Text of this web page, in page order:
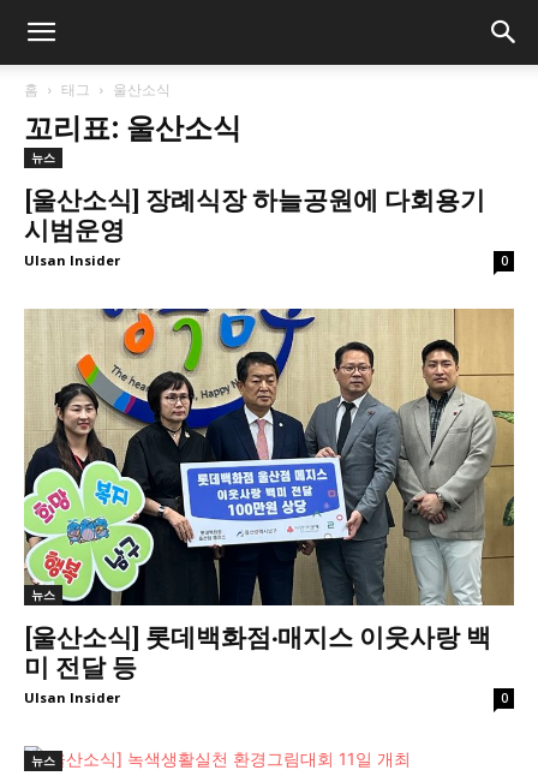
홈 태그 울산소식
꼬리표: 울산소식
뉴스
[울산소식] 장례식장 하늘공원에 다회용기
시범운영
Ulsan Insider 0
뉴스
[울산소식] 롯데백화점·매지스 이웃사랑 백
미 전달 등
Ulsan Insider 0
뉴스